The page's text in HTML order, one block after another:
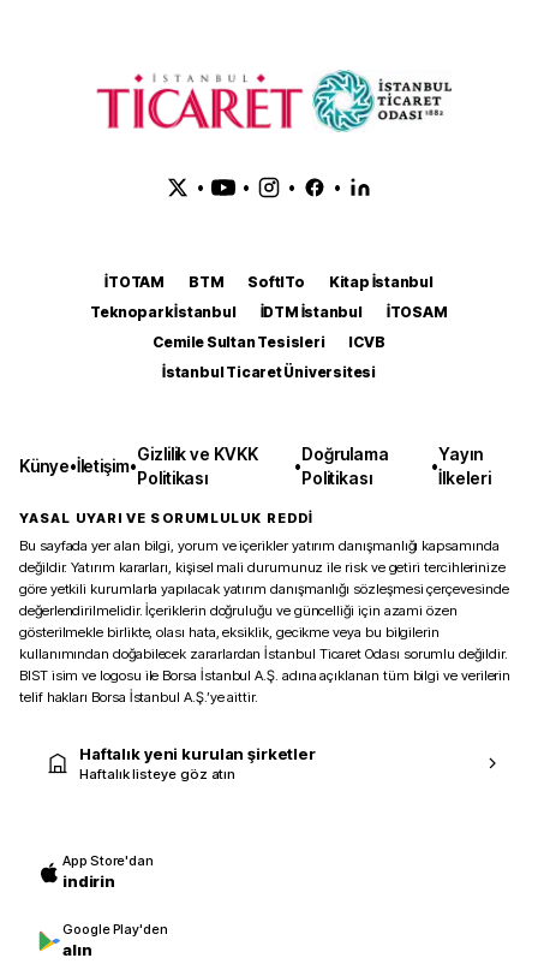
• • • •
İTOTAM BTM SoftITo
Kitap İstanbul
Teknopark İstanbul
İDTM İstanbul
İTOSAM
Cemile Sultan Tesisleri
ICVB
İstanbul Ticaret Üniversitesi
Künye•İletişim•
Gizlilik ve KVKK
Politikası
•
Doğrulama
Politikası
•
Yayın
İlkeleri
YASAL UYARI VE SORUMLULUK REDDİ
Bu sayfada yer alan bilgi, yorum ve içerikler yatırım danışmanlığı kapsamında
değildir. Yatırım kararları, kişisel mali durumunuz ile risk ve getiri tercihlerinize
göre yetkili kurumlarla yapılacak yatırım danışmanlığı sözleşmesi çerçevesinde
değerlendirilmelidir. İçeriklerin doğruluğu ve güncelliği için azami özen
gösterilmekle birlikte, olası hata, eksiklik, gecikme veya bu bilgilerin
kullanımından doğabilecek zararlardan İstanbul Ticaret Odası sorumlu değildir.
BIST isim ve logosu ile Borsa İstanbul A.Ş. adına açıklanan tüm bilgi ve verilerin
telif hakları Borsa İstanbul A.Ş.’ye aittir.
Haftalık yeni kurulan şirketler
Haftalık listeye göz atın
App Store'dan
indirin
Google Play'den
alın